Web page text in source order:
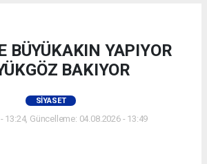
BÜYÜKAKIN YAPIYOR
BAKIYOR
SIYASET
13:24, Güncelleme: 04.08.2026 - 13:49